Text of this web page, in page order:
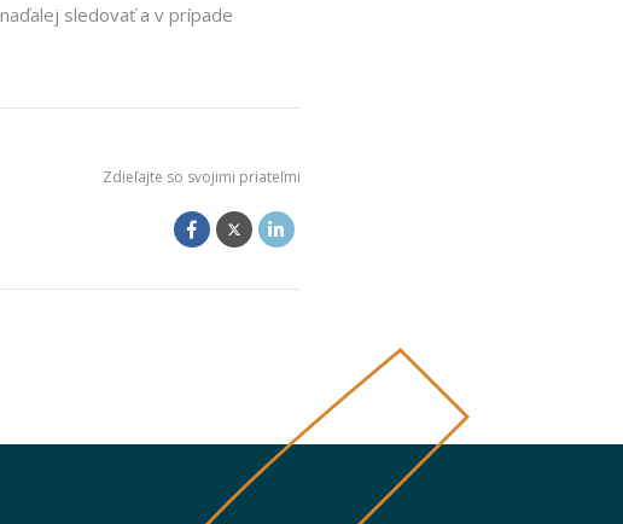
sledovať a v prípade
Zdieľajte so svojimi priateľmi